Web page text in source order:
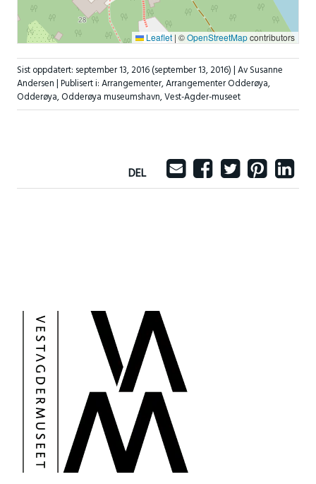
Leaflet | ©OpenStreetMapcontributors
Sist oppdatert: september 13, 2016(september 13, 2016)| Av Susanne
Andersen |Publisert i:Arrangementer,Arrangementer Odderøya,
Odderøya,Odderøya museumshavn,Vest-Agder-museet
DEL